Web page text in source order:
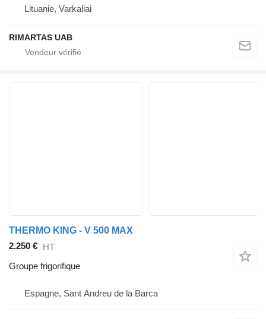
Lituanie, Varkaliai
RIMARTAS UAB
THERMO KING - V 500 MAX
2.250 € HT
Groupe frigorifique
Espagne, Sant Andreu de la Barca